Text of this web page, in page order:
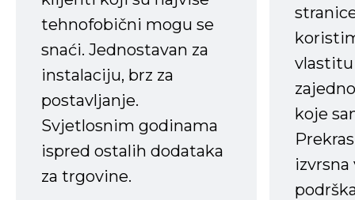
tehnofobični mogu se
snaći. Jednostavan za
instalaciju, brz za
postavljanje.
Svjetlosnim godinama
ispred ostalih dodataka
za trgovine.
koje